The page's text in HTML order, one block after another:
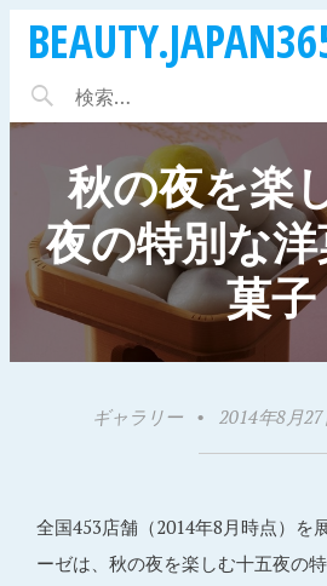
秋の夜を楽
夜の特別な
菓子
ギャラリー • 2014年8月
全国453店舗（2014年8月時点）を
ーゼは、秋の夜を楽しむ十五夜の